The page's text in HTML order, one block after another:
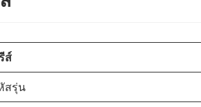
ส์
สรุ่น